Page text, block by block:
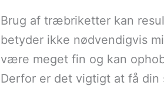
Brug af træbriketter kan
betyder ikke nødvendigvis
være meget fin og kan
Derfor er det vigtigt at få